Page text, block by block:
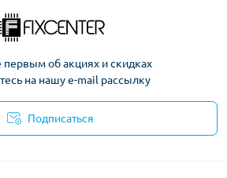
первым об акциях и скидках
на нашу e-mail рассылку
Подписаться